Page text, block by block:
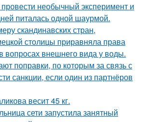
необычный эксперимент и
питалась одной шаурмой.
скандинавских стран,
столицы приравняла права
вопросах внешнего вида у воды.
поправки, по которым за связь с
санкции, если один из партнёров
весит 45 кг.
сети запустила занятный